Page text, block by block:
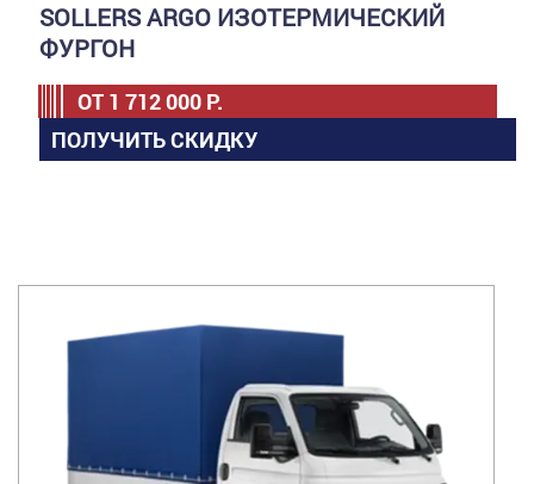
SOLLERS ARGO ИЗОТЕРМИЧЕСКИЙ
ФУРГОН
ОТ 1 712 000 Р.
ПОЛУЧИТЬ СКИДКУ